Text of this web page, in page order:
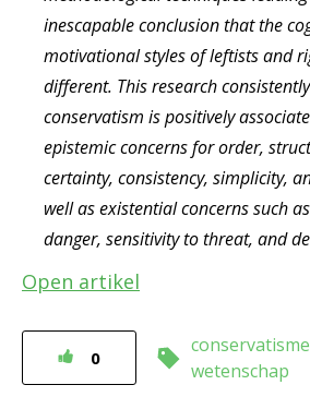
inescapable conclusion that the
motivational styles of leftists and
different. This research
conservatism is positively
epistemic concerns for order,
certainty, consistency, simplicity,
well as existential concerns such
danger, sensitivity to threat, and
Open artikel
0
conservatisme
wetenschap